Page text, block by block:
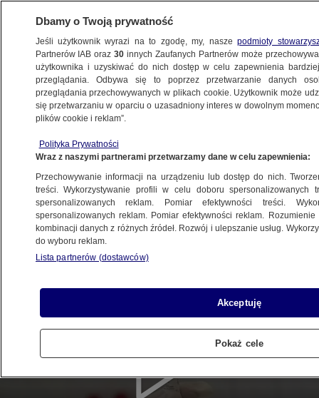
Dbamy o Twoją prywatność
Jeśli użytkownik wyrazi na to zgodę, my, naszepodmioty
Partnerów IAB oraz30 innych Zaufanych Partnerów może
użytkownika i uzyskiwać do nich dostęp w celu zapewnienia
przeglądania. Odbywa się to poprzez przetwarzanie danych
przeglądania przechowywanych w plikach cookie. Użytkownik może
się przetwarzaniu w oparciu o uzasadniony interes w dowolnym
plików cookie i reklam”.
Polityka Prywatności
Wraz z naszymi partnerami przetwarzamy dane w celu zapewnienia:
Przechowywanie informacji na urządzeniu lub dostęp do nich.
treści. Wykorzystywanie profili w celu doboru spersonalizowanych
spersonalizowanych reklam. Pomiar efektywności treści.
spersonalizowanych reklam. Pomiar efektywności reklam.
kombinacji danych z różnych źródeł. Rozwój i ulepszanie usług.
do wyboru reklam.
Lista partnerów (dostawców)
Akceptuję
Pokaż cele